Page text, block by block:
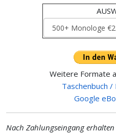
Weitere Formate
Taschenbuch
Google
Nach Zahlungseingang